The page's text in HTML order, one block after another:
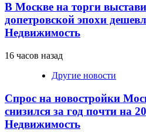
В Москве на торги
допетровской эпохи
Недвижимость
16 часов назад
Другие новости
Спрос на новостройки
снизился за год почти на
Недвижимость